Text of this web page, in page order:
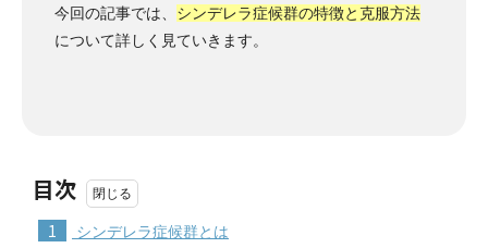
今回の記事では、 シンデレラ症候群の特徴と克服方法
について詳しく見ていきます。
目次
1 シンデレラ症候群とは